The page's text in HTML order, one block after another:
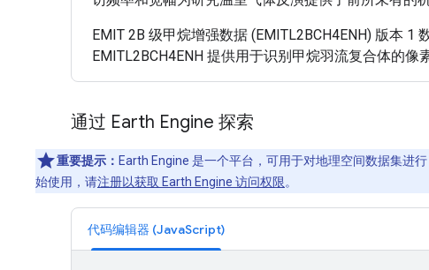
EMIT 2B 级甲烷增强数据 (EMITL2BCH4ENH) 版本 1
EMITL2BCH4ENH 提供用于识别甲烷羽流复合体的
通过 Earth Engine 探索
重要提示： Earth Engine 是一个平台，可用于对地理空间数据集进
始使用，请注册以获取 Earth Engine 访问权限。
代码编辑器 (JavaScript)